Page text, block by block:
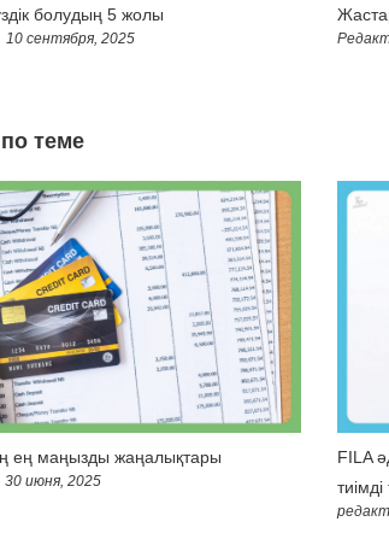
болудың 5 жолы
10 сентября, 2025
теме
ең маңызды жаңалықтары
30 июня, 2025
FILA
тиімді